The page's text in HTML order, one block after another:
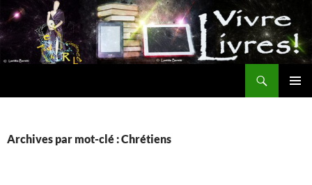
Aller
au
contenu
Archives par mot-clé : Chrétiens